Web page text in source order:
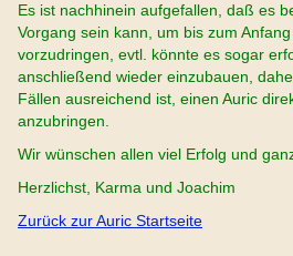
Es ist nachhinein aufgefallen, daß es
Vorgang sein kann, um bis zum
vorzudringen, evtl. könnte es sogar
anschließend wieder einzubauen,
Fällen ausreichend ist, einen Auric
anzubringen.
Wir wünschen allen viel Erfolg und
Herzlichst, Karma und Joachim
Zurück zur Auric Startseite